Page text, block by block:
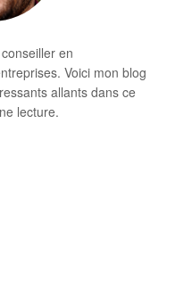
en
Voici mon blog
allants dans ce
lecture.